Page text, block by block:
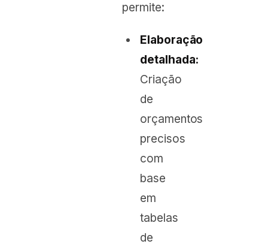
permite:
Elaboração
detalhada:
Criação
de
orçamentos
precisos
com
base
em
tabelas
de